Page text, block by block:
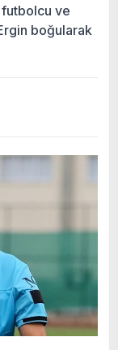
ve
boğularak